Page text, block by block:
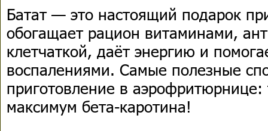
Батат — это настоящий подарок
обогащает рацион витаминами,
клетчаткой, даёт энергию и
воспалениями. Самые полезные
приготовление в аэрофритюрнице:
максимум бета-каротина!